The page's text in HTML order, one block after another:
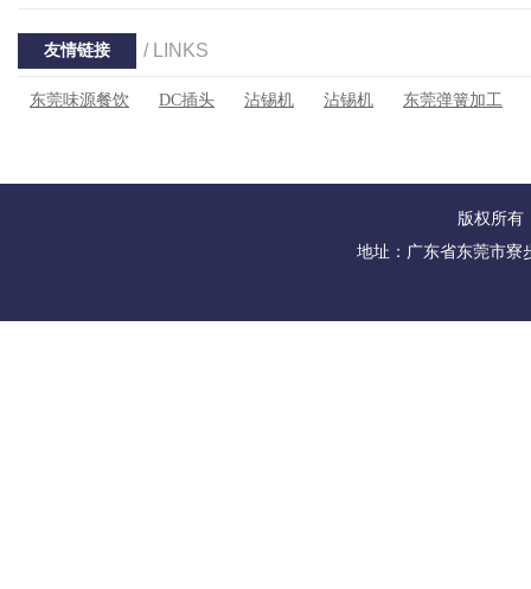
友情链接 / LINKS
东莞味源餐饮 DC插头 沾锡机 沾锡机 东莞弹簧加工
版权所有
地址：广东省东莞市